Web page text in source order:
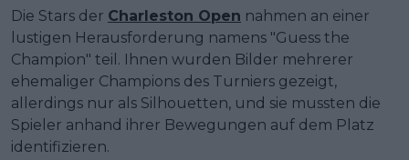
Die Stars der Charleston Open nahmen an einer
lustigen Herausforderung namens "Guess the
Champion" teil. Ihnen wurden Bilder mehrerer
ehemaliger Champions des Turniers gezeigt,
allerdings nur als Silhouetten, und sie mussten die
Spieler anhand ihrer Bewegungen auf dem Platz
identifizieren.